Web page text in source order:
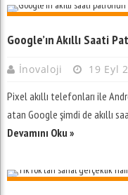
Google’ın Akıllı Saati
İnovaloji 19 Eyl
Pixel akıllı telefonları ile
atan Google şimdi de akıllı
Devamını Oku »